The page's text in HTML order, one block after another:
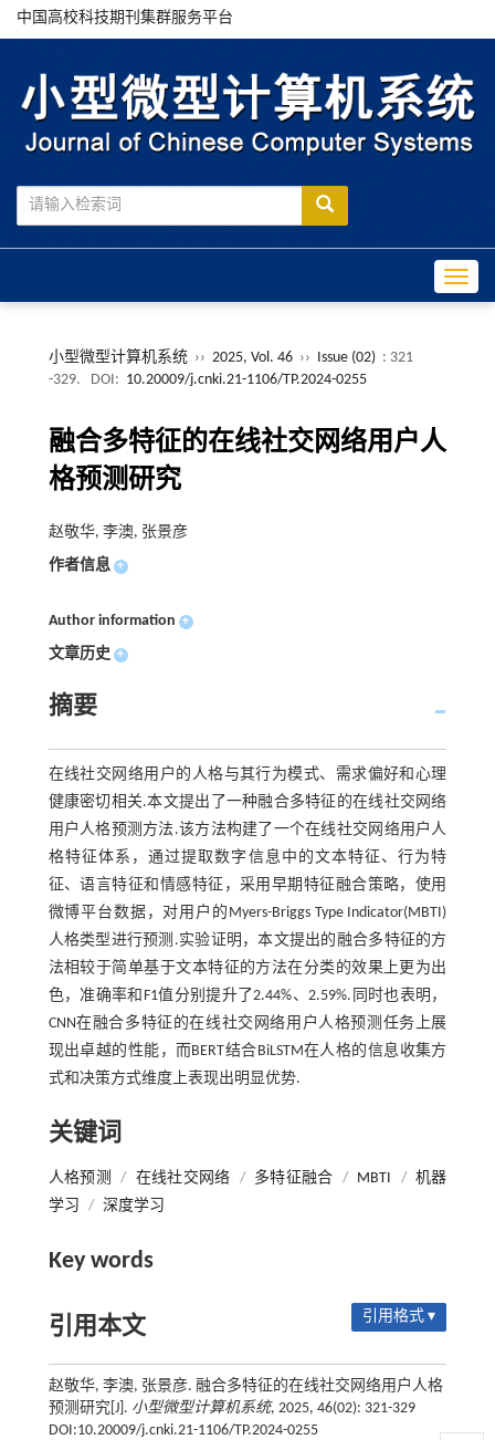
中国高校科技期刊集群服务平台
小型微型计算机系统 ›› 2025, Vol. 46 ›› Issue (02) : 321
-329.
DOI: 10.20009/j.cnki.21-1106/TP.2024-0255
融合多特征的在线社交网络用户人
格预测研究
赵敬华, 李澳, 张景彦
作者信息 +
Author information +
文章历史 +
摘要
在线社交网络用户的人格与其行为模式、需求偏好和心理
健康密切相关.本文提出了一种融合多特征的在线社交网络
用户人格预测方法.该方法构建了一个在线社交网络用户人
格特征体系，通过提取数字信息中的文本特征、行为特
征、语言特征和情感特征，采用早期特征融合策略，使用
微博平台数据，对用户的Myers-Briggs Type Indicator(MBTI)
人格类型进行预测.实验证明，本文提出的融合多特征的方
法相较于简单基于文本特征的方法在分类的效果上更为出
色，准确率和F1值分别提升了2.44%、2.59%.同时也表明，
CNN在融合多特征的在线社交网络用户人格预测任务上展
现出卓越的性能，而BERT结合BiLSTM在人格的信息收集方
式和决策方式维度上表现出明显优势.
关键词
人格预测 / 在线社交网络 / 多特征融合 / MBTI / 机器
学习 / 深度学习
Key words
引用本文 引用格式 ▾
赵敬华, 李澳, 张景彦. 融合多特征的在线社交网络用户人格
预测研究[J]. 小型微型计算机系统, 2025, 46(02): 321-329
DOI:10.20009/j.cnki.21-1106/TP.2024-0255